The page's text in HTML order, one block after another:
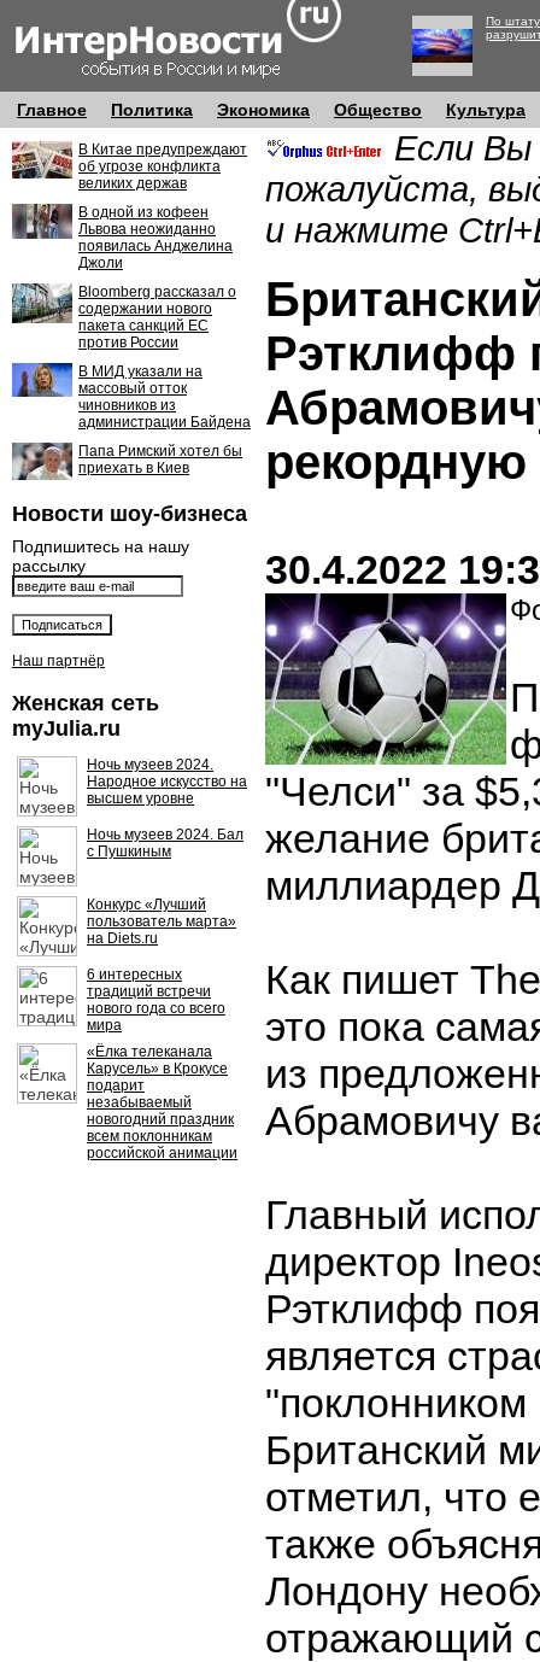
По
Главное Политика Экономика Общество Культура
В Китае предупреждают
об угрозе конфликта
великих держав
В одной из кофеен
Львова неожиданно
появилась Анджелина
Джоли
Bloomberg рассказал о
содержании нового
пакета санкций ЕС
против России
В МИД указали на
массовый отток
чиновников из
администрации Байдена
Папа Римский хотел бы
приехать в Киев
Новости шоу-бизнеса
Подпишитесь на нашу
рассылку
Наш партнёр
Женская сеть
myJulia.ru
Ночь музеев 2024.
Народное искусство на
высшем уровне
Ночь музеев 2024. Бал
с Пушкиным
Конкурс «Лучший
пользователь марта»
на Diets.ru
6 интересных
традиций встречи
нового года со всего
мира
«Ёлка телеканала
Карусель» в Крокусе
подарит
незабываемый
новогодний праздник
всем поклонникам
российской анимации
Если Вы
пожалуйста,
и нажмите
Рэтклифф
30.4.2022
"Челси" за
желание
миллиардер
Как пишет
это пока
из
Абрамовичу
Главный
директор
Рэтклифф
является
"поклонником
Британский
отметил, что
также
Лондону
отражающий